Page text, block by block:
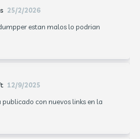
25/2/2026
estan malos lo podrian
12/9/2025
publicado con nuevos links en la